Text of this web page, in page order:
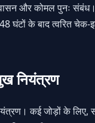
और कोमल पुनः
घंटों के बाद त्वरित
नियंत्रण
कई जोड़ों के लिए,